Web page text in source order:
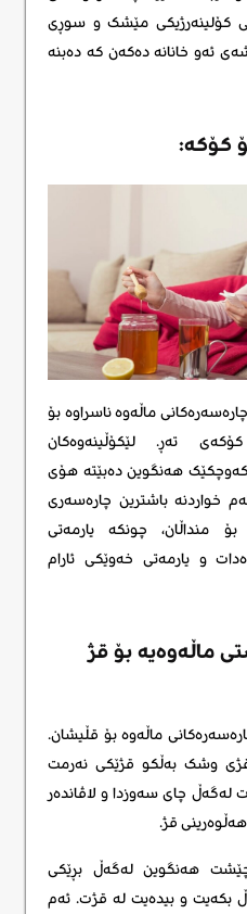
کۆلینەرژیکی مێشک و سوڕی
ئەو خانانە دەکەن کە دەبنە
ماڵەوە ناسراوە بۆ
تەڕ. لێکۆڵینەوەکان
هەنگوین دەبێتە هۆی
خواردنە باشترین چارەسەری
منداڵان، چونکە یارمەتی
و یارمەتی خەوێکی ئارام
ماڵەوەیە بۆ قژ
ماڵەوە بۆ قڵیشان.
وشک بەڵکو قژێکی نەرمت
لەگەڵ چای سەوزدا و لاڤاندەر
قژ.
2 کەوچکی چێشت هەنگوین لەگەڵ بڕێکی
بکەیت و بیدەیت لە قژت. ئەم